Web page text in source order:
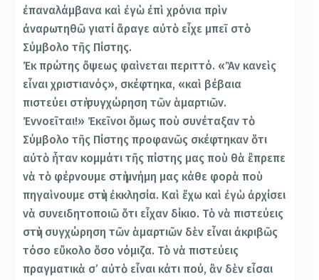
ἐπαναλάμβανα καὶ ἐγὼ ἐπὶ χρόνια πρὶν
ἀναρωτηθῶ γιατί ἄραγε αὐτὸ εἶχε μπεῖ στὸ
Σύμβολο τῆς Πίστης.
Ἐκ πρώτης ὄψεως φαὶνεται περιττό. «Ἂν κανεὶς
εἶναι χριστιανός», σκέφτηκα, «καὶ βέβαια
πιστεύει στὴ συγχώρηση τῶν ἁμαρτιῶν.
Ἐννοεῖται!» Ἐκεῖνοι ὅμως ποὺ συνέταξαν τὸ
Σύμβολο τῆς Πίστης προφανῶς σκέφτηκαν ὅτι
αὐτὸ ἦταν κομμάτι τῆς πίστης μας ποὺ θὰ ἒπρεπε
νὰ τὸ φέρνουμε στὴ μνήμη μας κάθε φορὰ ποὺ
πηγαὶνουμε στὴν ἐκκλησία. Καὶ ἔχω καὶ ἐγὼ ἀρχίσει
νὰ συνειδητοποιῶ ὅτι εἶχαν δίκιο. Τὸ νὰ πιστεύεις
στὴν συγχώρηση τῶν ἁμαρτιῶν δὲν εἶναι ἀκριβῶς
τόσο εὔκολο ὅσο νόμιζα. Τὸ νὰ πιστεύεις
πραγματικὰ σ’ αὐτὸ εἶναι κάτι πού, ἂν δὲν εἶσαι